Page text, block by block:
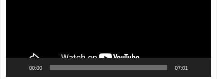
00:00 07:01